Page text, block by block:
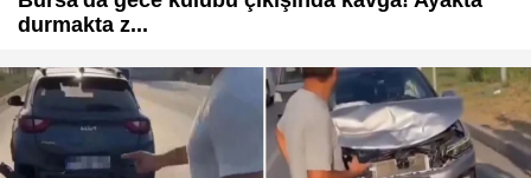
durmakta z...